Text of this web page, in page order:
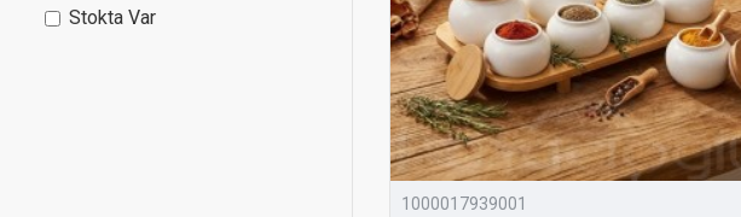
Stokta Var
1000017939001